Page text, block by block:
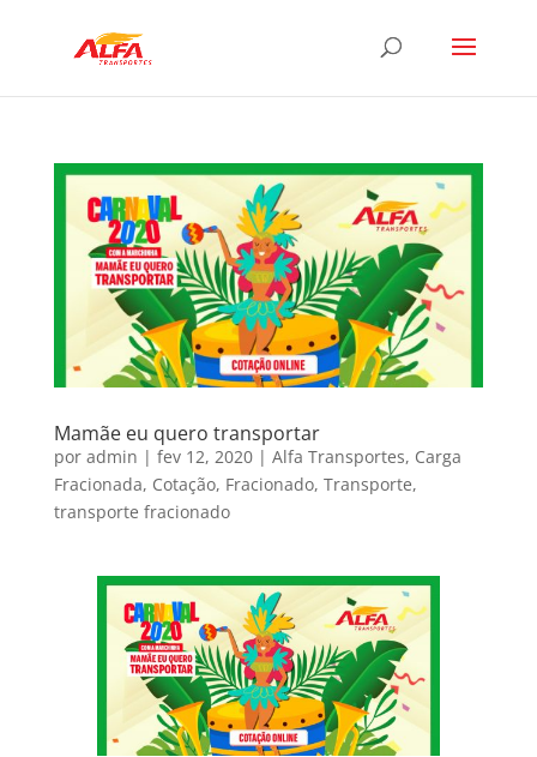
Mamãe eu quero transportar
por admin | fev 12, 2020| Alfa Transportes, Carga
Fracionada, Cotação, Fracionado, Transporte,
transporte fracionado